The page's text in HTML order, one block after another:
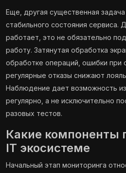
Еще, другая существенная
стабильного состояния сервиса.
работает, это не обязательно
работу. Затянутая обработка
обработке операций, ошибки при
регулярные отказы снижают
Наблюдение дает возможность
регулярно, а не исключительно
разовых тестов.
Какие компоненты
IT экосистеме
Начальный этап мониторинга